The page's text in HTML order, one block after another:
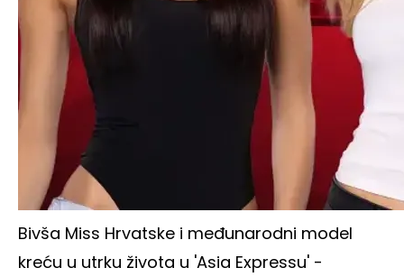
Bivša Miss Hrvatske i međunarodni model
kreću u utrku života u 'Asia Expressu' -